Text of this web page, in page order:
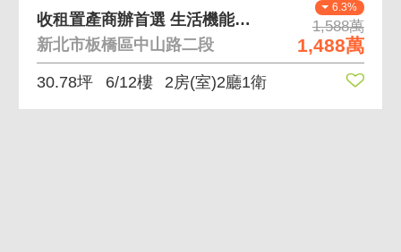
6.3%
1,588萬
1,488萬
收租置產商辦首選 生活機能良好 交通四通八達
新北市板橋區中山路二段
30.78坪 6/12樓 2房(室)2廳1衛